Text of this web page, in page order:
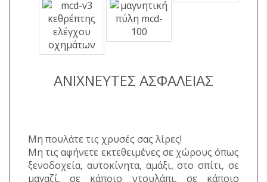
ΑΝΙΧΝΕΥΤΕΣ ΑΣΦΑΛΕΙΑΣ
Μη πουλάτε τις χρυσές σας λίρες!
Μη τις αφήνετε εκτεθειμένες σε χώρους όπως
ξενοδοχεία, αυτοκίνητα, αμάξι, στο σπίτι, σε
μαγαζί, σε κάποιο ντουλάπι, σε κάποιο